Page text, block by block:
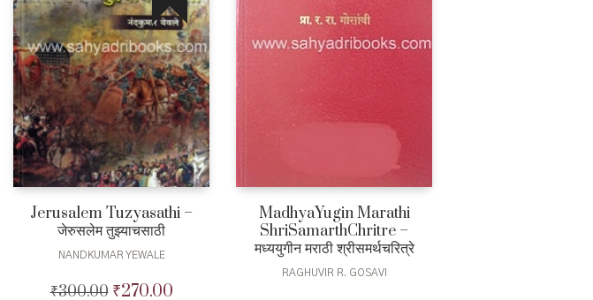
Jerusalem Tuzyasathi –
जेरुसलेम तुझ्याचसाठी
NANDKUMAR YEWALE
₹300.00 Original
₹270.00Current
MadhyaYugin Marathi
ShriSamarthChritre –
मध्ययुगीन मराठी श्रीसमर्थचरित्रे
RAGHUVIR R. GOSAVI